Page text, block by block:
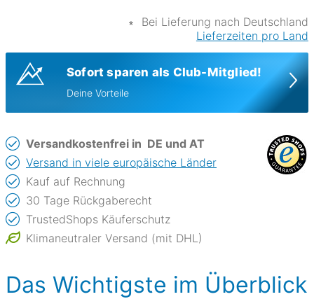
∗
Bei Lieferung nach Deutschland
Lieferzeiten pro Land
Sofort sparen als Club-Mitglied!
Deine Vorteile
Versandkostenfrei in DE und AT
Versand in viele europäische Länder
Kauf auf Rechnung
30 Tage Rückgaberecht
TrustedShops Käuferschutz
Klimaneutraler Versand (mit DHL)
Das Wichtigste im Überblick